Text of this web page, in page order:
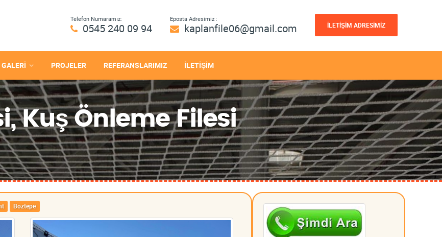
Telefon Numaramız:
0545 240 09 94
Eposta Adresimiz :
kaplanfile06@gmail.com İLETİŞİM ADRESİMİZ
GALERİ PROJELER REFERANSLARIMIZ İLETİŞİM
Kuş Önleme Filesi
Boztepe